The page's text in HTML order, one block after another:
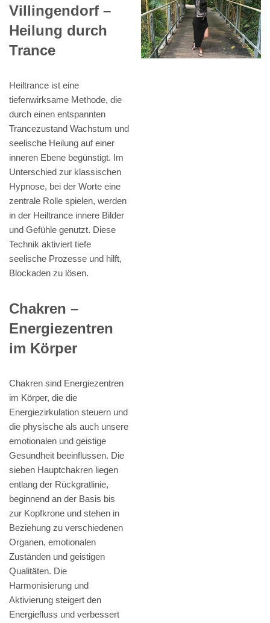
Villingendorf –
Heilung durch
Trance
Heiltrance ist eine
tiefenwirksame Methode, die
durch einen entspannten
Trancezustand Wachstum und
seelische Heilung auf einer
inneren Ebene begünstigt. Im
Unterschied zur klassischen
Hypnose, bei der Worte eine
zentrale Rolle spielen, werden
in der Heiltrance innere Bilder
und Gefühle genutzt. Diese
Technik aktiviert tiefe
seelische Prozesse und hilft,
Blockaden zu lösen.
Chakren –
Energiezentren
im Körper
Chakren sind Energiezentren
im Körper, die die
Energiezirkulation steuern und
die physische als auch unsere
emotionalen und geistige
Gesundheit beeinflussen. Die
sieben Hauptchakren liegen
entlang der Rückgratlinie,
beginnend an der Basis bis
zur Kopfkrone und stehen in
Beziehung zu verschiedenen
Organen, emotionalen
Zuständen und geistigen
Qualitäten. Die
Harmonisierung und
Aktivierung steigert den
Energiefluss und verbessert